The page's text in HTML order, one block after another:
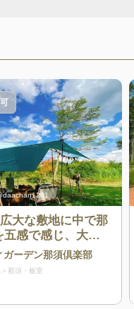
大な敷地に中で那
五感で感じ、大人
しめる手づくり
キャンプ場
ガーデン那須倶楽部
那須・板室